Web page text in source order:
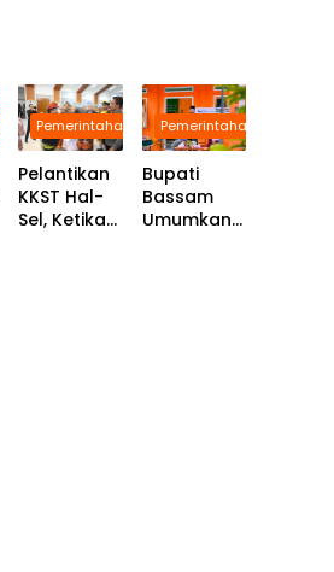
Rumah
Pemerintahan
Pelantikan
KKST Hal-
Sel, Ketika
Pemerintahan
Bupati
Bassam
Umumkan